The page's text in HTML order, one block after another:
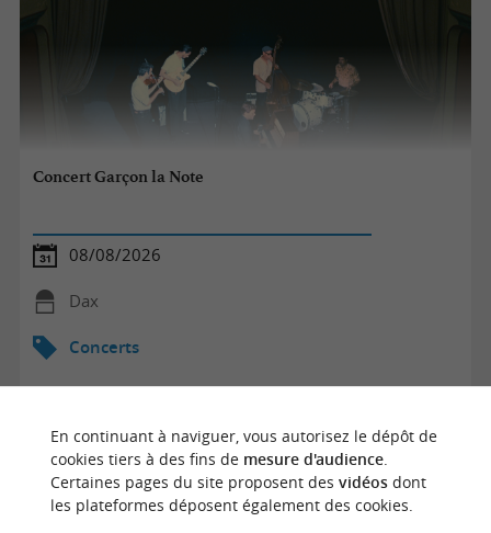
Concert Garçon la Note
08/08/2026
Dax
Concerts
En continuant à naviguer, vous autorisez le dépôt de
cookies tiers à des fins de mesure d'audience.
Certaines pages du site proposent des vidéosdont
les plateformes déposent également des cookies.